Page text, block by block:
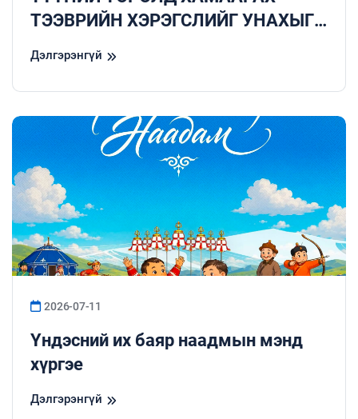
ТЭЭВРИЙН ХЭРЭГСЛИЙГ УНАХЫГ
Дэлгэрэнгүй
2026-07-11
Үндэсний их баяр наадмын мэнд
хүргэе
Дэлгэрэнгүй